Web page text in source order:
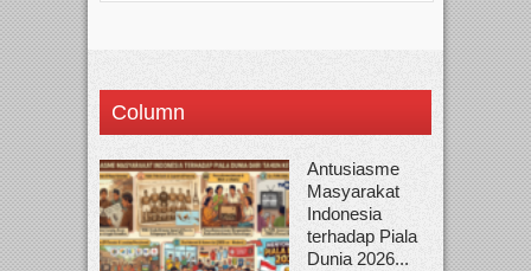
Column
Antusiasme
Masyarakat
Indonesia
terhadap Piala
Dunia 2026...